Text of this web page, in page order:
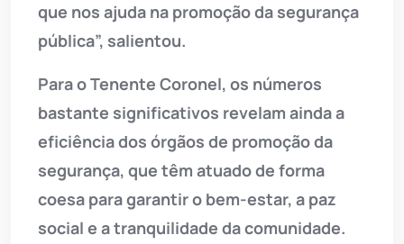
que nos ajuda na promoção da segurança
pública”, salientou.
Para o Tenente Coronel, os números
bastante significativos revelam ainda a
eficiência dos órgãos de promoção da
segurança, que têm atuado de forma
coesa para garantir o bem-estar, a paz
social e a tranquilidade da comunidade.